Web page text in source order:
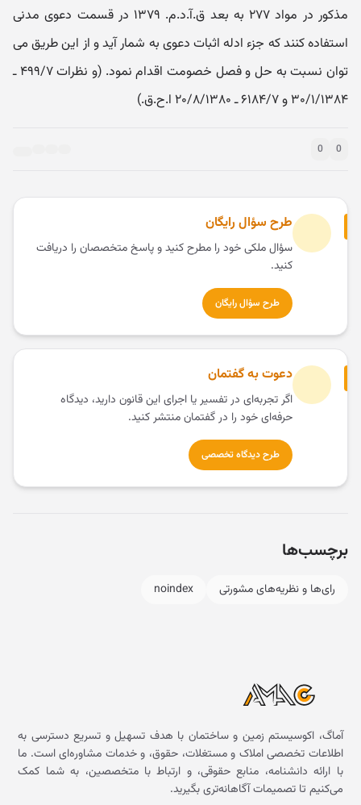
مذکور در مواد ۲۷۷ به بعد ق.آ.د.م. ۱۳۷۹ در قسمت دعوی مدنی
استفاده کنند که جزء ادله اثبات دعوی به شمار آید و از این طریق می
توان نسبت به حل و فصل خصومت اقدام نمود. (و نظرات ۴۹۹/۷ ـ
۳۰/۱/۱۳۸۴ و ۶۱۸۴/۷ ـ ۲۰/۸/۱۳۸۰ ا.ح.ق.)
0
0
طرح سؤال رایگان
سؤال ملکی خود را مطرح کنید و پاسخ متخصصان را دریافت
کنید.
طرح سؤال رایگان
دعوت به گفتمان
اگر تجربه‌ای در تفسیر یا اجرای این قانون دارید، دیدگاه
حرفه‌ای خود را در گفتمان منتشر کنید.
طرح دیدگاه تخصصی
برچسب‌ها
رای‌ها و نظریه‌های مشورتی noindex
آماگ، اکوسیستم زمین و ساختمان با هدف تسهیل و تسریع دسترسی به
اطلاعات تخصصی املاک و مستغلات، حقوق، و خدمات مشاوره‌ای است. ما
با ارائه دانشنامه، منابع حقوقی، و ارتباط با متخصصین، به شما کمک
می‌کنیم تا تصمیمات آگاهانه‌تری بگیرید.